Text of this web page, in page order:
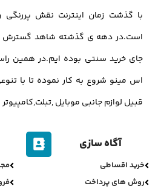
با گذشت زمان اینترنت نقش پررنگی
است.در دهه ی گذشته شاهد گسترش
جای خرید سنتی بوده ایم.در همین
اس مینو شروع به کار نموده تا با
قبیل لوازم جانبی موبایل
آگاه سازی
خرید اقساطی
روش های پرداخت